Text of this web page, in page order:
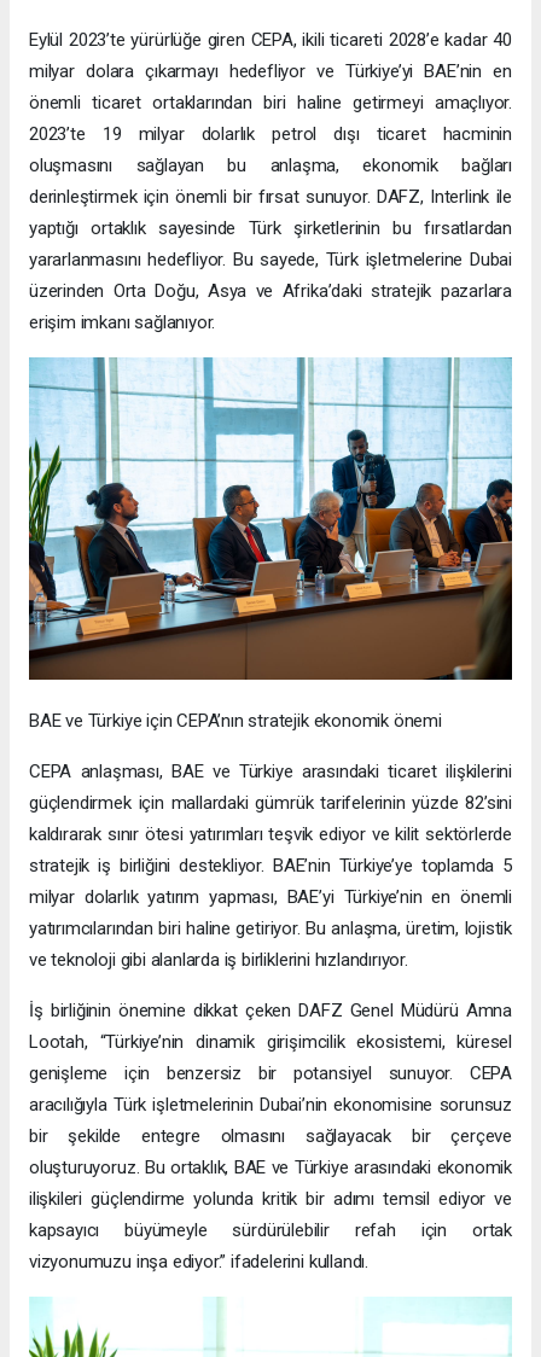
Eylül 2023’te yürürlüğe giren CEPA, ikili ticareti 2028’e kadar 40
milyar dolara çıkarmayı hedefliyor ve Türkiye’yi BAE’nin en
önemli ticaret ortaklarından biri haline getirmeyi amaçlıyor.
2023’te 19 milyar dolarlık petrol dışı ticaret hacminin
oluşmasını sağlayan bu anlaşma, ekonomik bağları
derinleştirmek için önemli bir fırsat sunuyor. DAFZ, Interlink ile
yaptığı ortaklık sayesinde Türk şirketlerinin bu fırsatlardan
yararlanmasını hedefliyor. Bu sayede, Türk işletmelerine Dubai
üzerinden Orta Doğu, Asya ve Afrika’daki stratejik pazarlara
erişim imkanı sağlanıyor.
BAE ve Türkiye için CEPA’nın stratejik ekonomik önemi
CEPA anlaşması, BAE ve Türkiye arasındaki ticaret ilişkilerini
güçlendirmek için mallardaki gümrük tarifelerinin yüzde 82’sini
kaldırarak sınır ötesi yatırımları teşvik ediyor ve kilit sektörlerde
stratejik iş birliğini destekliyor. BAE’nin Türkiye’ye toplamda 5
milyar dolarlık yatırım yapması, BAE’yi Türkiye’nin en önemli
yatırımcılarından biri haline getiriyor. Bu anlaşma, üretim, lojistik
ve teknoloji gibi alanlarda iş birliklerini hızlandırıyor.
İş birliğinin önemine dikkat çeken DAFZ Genel Müdürü Amna
Lootah, “Türkiye’nin dinamik girişimcilik ekosistemi, küresel
genişleme için benzersiz bir potansiyel sunuyor. CEPA
aracılığıyla Türk işletmelerinin Dubai’nin ekonomisine sorunsuz
bir şekilde entegre olmasını sağlayacak bir çerçeve
oluşturuyoruz. Bu ortaklık, BAE ve Türkiye arasındaki ekonomik
ilişkileri güçlendirme yolunda kritik bir adımı temsil ediyor ve
kapsayıcı büyümeyle sürdürülebilir refah için ortak
vizyonumuzu inşa ediyor.” ifadelerini kullandı.